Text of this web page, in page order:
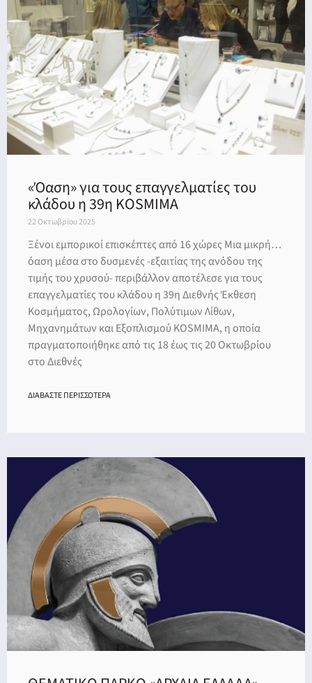
«Όαση» για τους επαγγελματίες του
κλάδου η 39η KOSMIMA
22 Οκτωβρίου 2025
Ξένοι εμπορικοί επισκέπτες από 16 χώρες Μια μικρή…
όαση μέσα στο δυσμενές -εξαιτίας της ανόδου της
τιμής του χρυσού- περιβάλλον αποτέλεσε για τους
επαγγελματίες του κλάδου η 39η Διεθνής Έκθεση
Κοσμήματος, Ωρολογίων, Πολύτιμων Λίθων,
Μηχανημάτων και Εξοπλισμού KOSMIMA, η οποία
πραγματοποιήθηκε από τις 18 έως τις 20 Οκτωβρίου
στο Διεθνές
ΔΙΑΒΑΣΤΕ ΠΕΡΙΣΣΟΤΕΡΑ